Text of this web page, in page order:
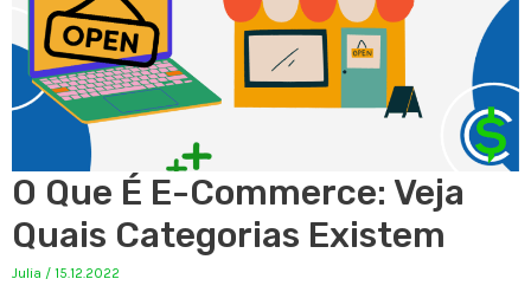
O Que É E-Commerce: Veja
Quais Categorias Existem
Julia / 15.12.2022